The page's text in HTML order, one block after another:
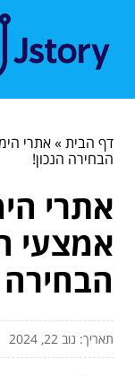
דף הבית»אתרי
הבחירה הנכון!
אתרי
אמצעי
הבחירה
תאריך: נוב 22, 2024